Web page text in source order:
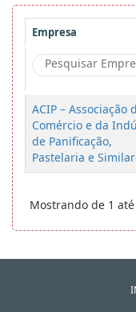
Empresa
ACIP – Associação
Comércio e da
de Panificação,
Pastelaria e
Mostrando de 1